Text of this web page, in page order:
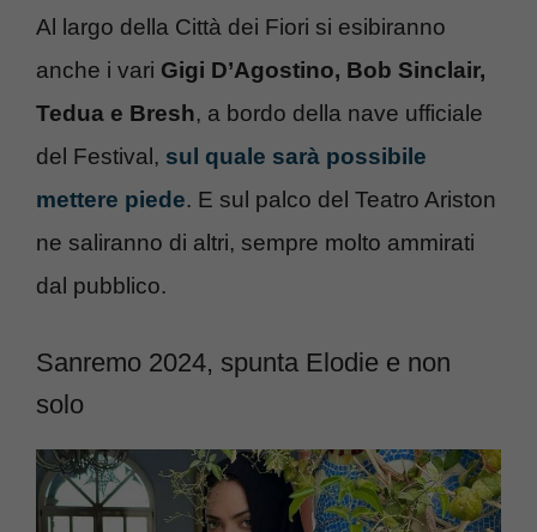
Al largo della Città dei Fiori si esibiranno
anche i vari Gigi D’Agostino, Bob Sinclair,
Tedua e Bresh, a bordo della nave ufficiale
del Festival, sul quale sarà possibile
mettere piede. E sul palco del Teatro Ariston
ne saliranno di altri, sempre molto ammirati
dal pubblico.
Sanremo 2024, spunta Elodie e non
solo